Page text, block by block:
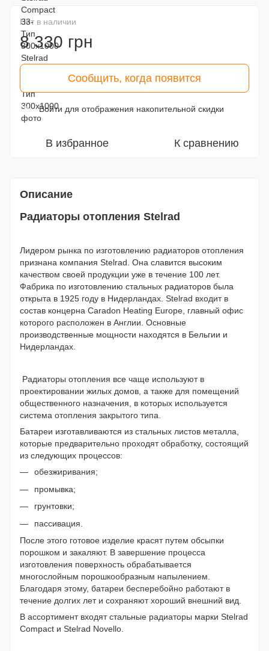
Нет в наличии
8 330 грн
Сообщить, когда появится
% Войти для отображения накопительной скидки
В избранное К сравнению
Описание
Радиаторы отопления Stelrad
Лидером рынка по изготовлению радиаторов отопления
признана компания Stelrad. Она славится высоким
качеством своей продукции уже в течение 100 лет.
Фабрика по изготовлению стальных радиаторов была
открыта в 1925 году в Нидерландах. Stelrad входит в
состав концерна Caradon Heating Europe, главный офис
которого расположен в Англии. Основные
производственные мощности находятся в Бельгии и
Нидерландах.
Радиаторы отопления все чаще используют в
проектировании жилых домов, а также для помещений
общественного назначения, в которых используется
система отопления закрытого типа.
Батареи изготавливаются из стальных листов металла,
которые предварительно проходят обработку, состоящий
из следующих процессов:
обезжиривания;
промывка;
грунтовки;
пассивация.
После этого готовое изделие красят путем обсыпки
порошком и закаляют. В завершение процесса
изготовления поверхность обрабатывается
многослойным порошкообразным напылением.
Благодаря этому, батареи бесперебойно работают в
течение долгих лет и сохраняют хороший внешний вид.
В ассортимент входят стальные радиаторы марки Stelrad
Compact и Stelrad Novello.